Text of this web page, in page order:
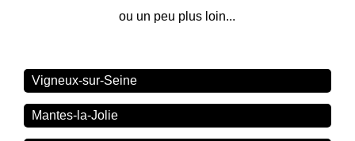
ou un peu plus loin...
Vigneux-sur-Seine
Mantes-la-Jolie